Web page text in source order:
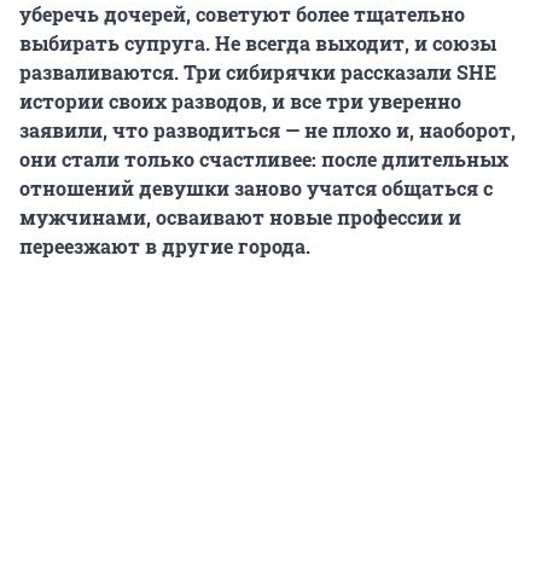
уберечь дочерей, советуют более тщательно
выбирать супруга. Не всегда выходит, и союзы
разваливаются. Три сибирячки рассказали SHE
истории своих разводов, и все три уверенно
заявили, что разводиться — не плохо и, наоборот,
они стали только счастливее: после длительных
отношений девушки заново учатся общаться с
мужчинами, осваивают новые профессии и
переезжают в другие города.